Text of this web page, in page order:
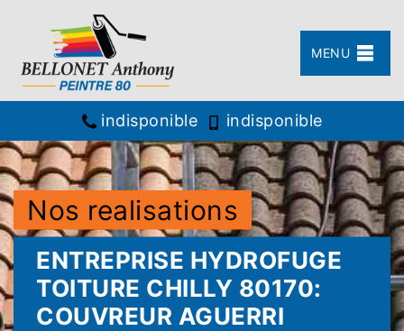
MENU
indisponible indisponible
Nos realisations
ENTREPRISE HYDROFUGE
TOITURE CHILLY 80170:
COUVREUR AGUERRI